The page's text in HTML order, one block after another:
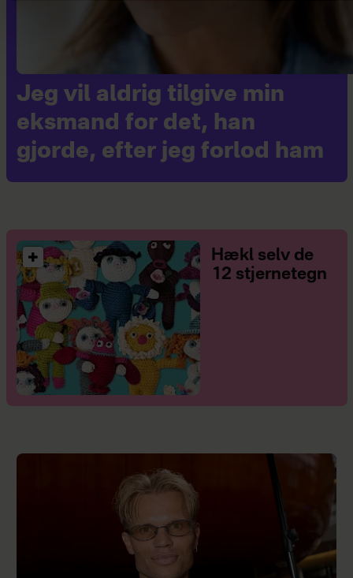
Jeg vil aldrig tilgive min
eksmand for det, han
gjorde, efter jeg forlod ham
Hækl selv de
12 stjernetegn